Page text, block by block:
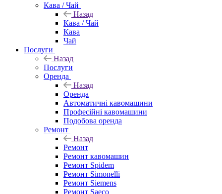
Кава / Чай
Назад
Кава / Чай
Кава
Чай
Послуги
Назад
Послуги
Оренда
Назад
Оренда
Автоматичні кавомашини
Професійні кавомашини
Подобова оренда
Ремонт
Назад
Ремонт
Ремонт кавомашин
Ремонт Spidem
Ремонт Simonelli
Ремонт Siemens
Ремонт Saeco